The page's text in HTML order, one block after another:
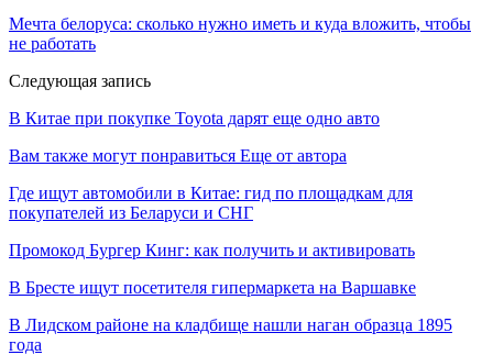
Мечта белоруса: сколько нужно иметь и куда вложить, чтобы
не работать
Следующая запись
В Китае при покупке Toyota дарят еще одно авто
Вам также могут понравиться Еще от автора
Где ищут автомобили в Китае: гид по площадкам для
покупателей из Беларуси и СНГ
Промокод Бургер Кинг: как получить и активировать
В Бресте ищут посетителя гипермаркета на Варшавке
В Лидском районе на кладбище нашли наган образца 1895
года